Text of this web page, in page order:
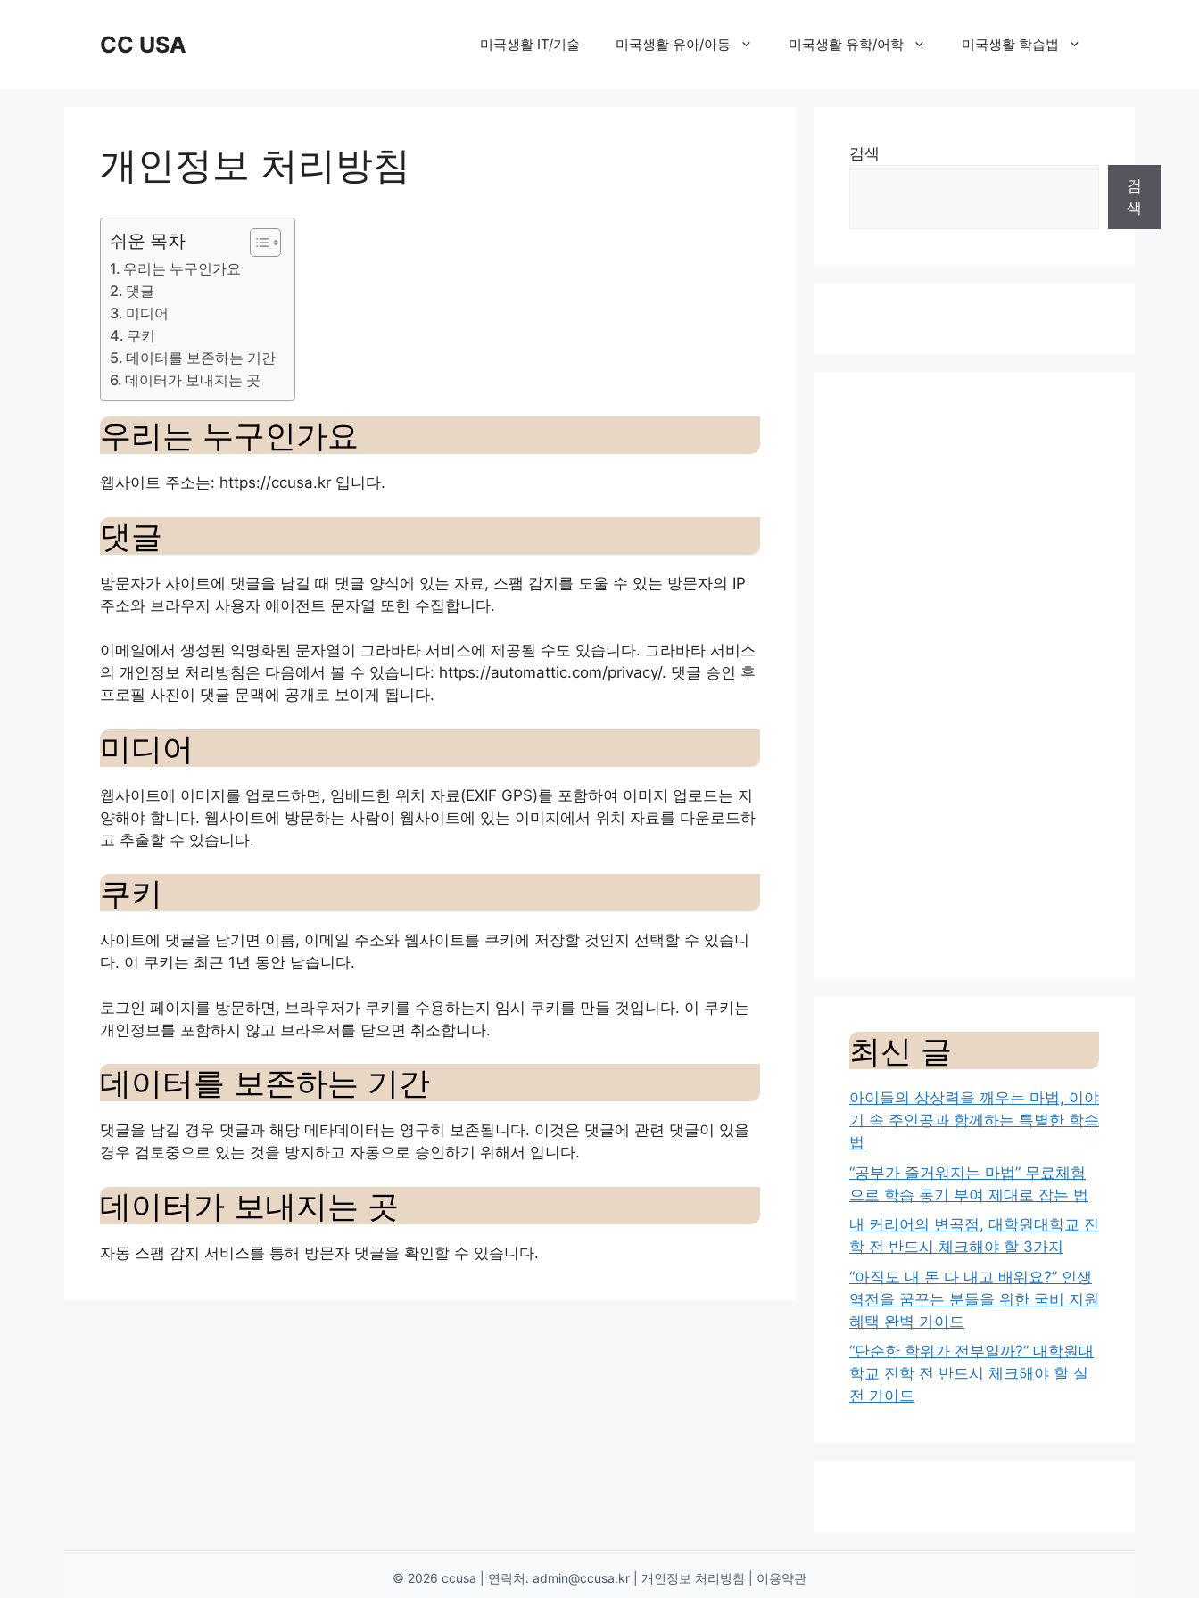
CC USA 미국생활 IT/기술 미국생활 유아/아동 미국생활 유학/어학 미국생활 학습법
개인정보 처리방침
쉬운 목차
우리는 누구인가요
댓글
미디어
쿠키
데이터를 보존하는 기간
데이터가 보내지는 곳
우리는 누구인가요
웹사이트 주소는: https://ccusa.kr 입니다.
댓글
방문자가 사이트에 댓글을 남길 때 댓글 양식에 있는 자료, 스팸 감지를 도울 수 있는 방문자의 IP
주소와 브라우저 사용자 에이전트 문자열 또한 수집합니다.
이메일에서 생성된 익명화된 문자열이 그라바타 서비스에 제공될 수도 있습니다. 그라바타 서비스
의 개인정보 처리방침은 다음에서 볼 수 있습니다: https://automattic.com/privacy/. 댓글 승인 후
프로필 사진이 댓글 문맥에 공개로 보이게 됩니다.
미디어
웹사이트에 이미지를 업로드하면, 임베드한 위치 자료(EXIF GPS)를 포함하여 이미지 업로드는 지
양해야 합니다. 웹사이트에 방문하는 사람이 웹사이트에 있는 이미지에서 위치 자료를 다운로드하
고 추출할 수 있습니다.
쿠키
사이트에 댓글을 남기면 이름, 이메일 주소와 웹사이트를 쿠키에 저장할 것인지 선택할 수 있습니
다. 이 쿠키는 최근 1년 동안 남습니다.
로그인 페이지를 방문하면, 브라우저가 쿠키를 수용하는지 임시 쿠키를 만들 것입니다. 이 쿠키는
개인정보를 포함하지 않고 브라우저를 닫으면 취소합니다.
데이터를 보존하는 기간
댓글을 남길 경우 댓글과 해당 메타데이터는 영구히 보존됩니다. 이것은 댓글에 관련 댓글이 있을
경우 검토중으로 있는 것을 방지하고 자동으로 승인하기 위해서 입니다.
데이터가 보내지는 곳
자동 스팸 감지 서비스를 통해 방문자 댓글을 확인할 수 있습니다.
검색
검
색
최신 글
아이들의 상상력을 깨우는 마법, 이야
기 속 주인공과 함께하는 특별한 학습
법
“공부가 즐거워지는 마법” 무료체험
으로 학습 동기 부여 제대로 잡는 법
내 커리어의 변곡점, 대학원대학교 진
학 전 반드시 체크해야 할 3가지
“아직도 내 돈 다 내고 배워요?” 인생
역전을 꿈꾸는 분들을 위한 국비 지원
혜택 완벽 가이드
“단순한 학위가 전부일까?” 대학원대
학교 진학 전 반드시 체크해야 할 실
전 가이드
© 2026 ccusa | 연락처: admin@ccusa.kr 개인정보 처리방침 이용약관